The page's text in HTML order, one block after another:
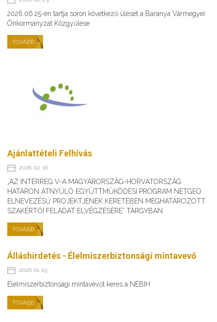
2026.06.25-én tartja soron következő ülését a Baranya Vármegyei
Önkormányzat Közgyűlése
TOVÁBB
Ajánlattételi Felhívás
2026. 02. 16.
„AZ INTERREG V-A MAGYARORSZÁG-HORVÁTORSZÁG
HATÁRON ÁTNYÚLÓ EGYÜTTMŰKÖDÉSI PROGRAM NETGEO
ELNEVEZÉSŰ PROJEKTJÉNEK KERETÉBEN MEGHATÁROZOTT
SZAKÉRTŐI FELADAT ELVÉGZÉSÉRE” TÁRGYBAN
TOVÁBB
Álláshirdetés - Élelmiszerbiztonsági mintavevő
2026. 01. 19.
Élelmiszerbiztonsági mintavevőt keres a NÉBIH
TOVÁBB